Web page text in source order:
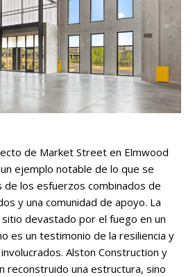
de Market Street en Elmwood
ejemplo notable de lo que se
los esfuerzos combinados de
y una comunidad de apoyo. La
devastado por el fuego en un
es un testimonio de la resiliencia y
Alston Construction y
reconstruido una estructura, sino